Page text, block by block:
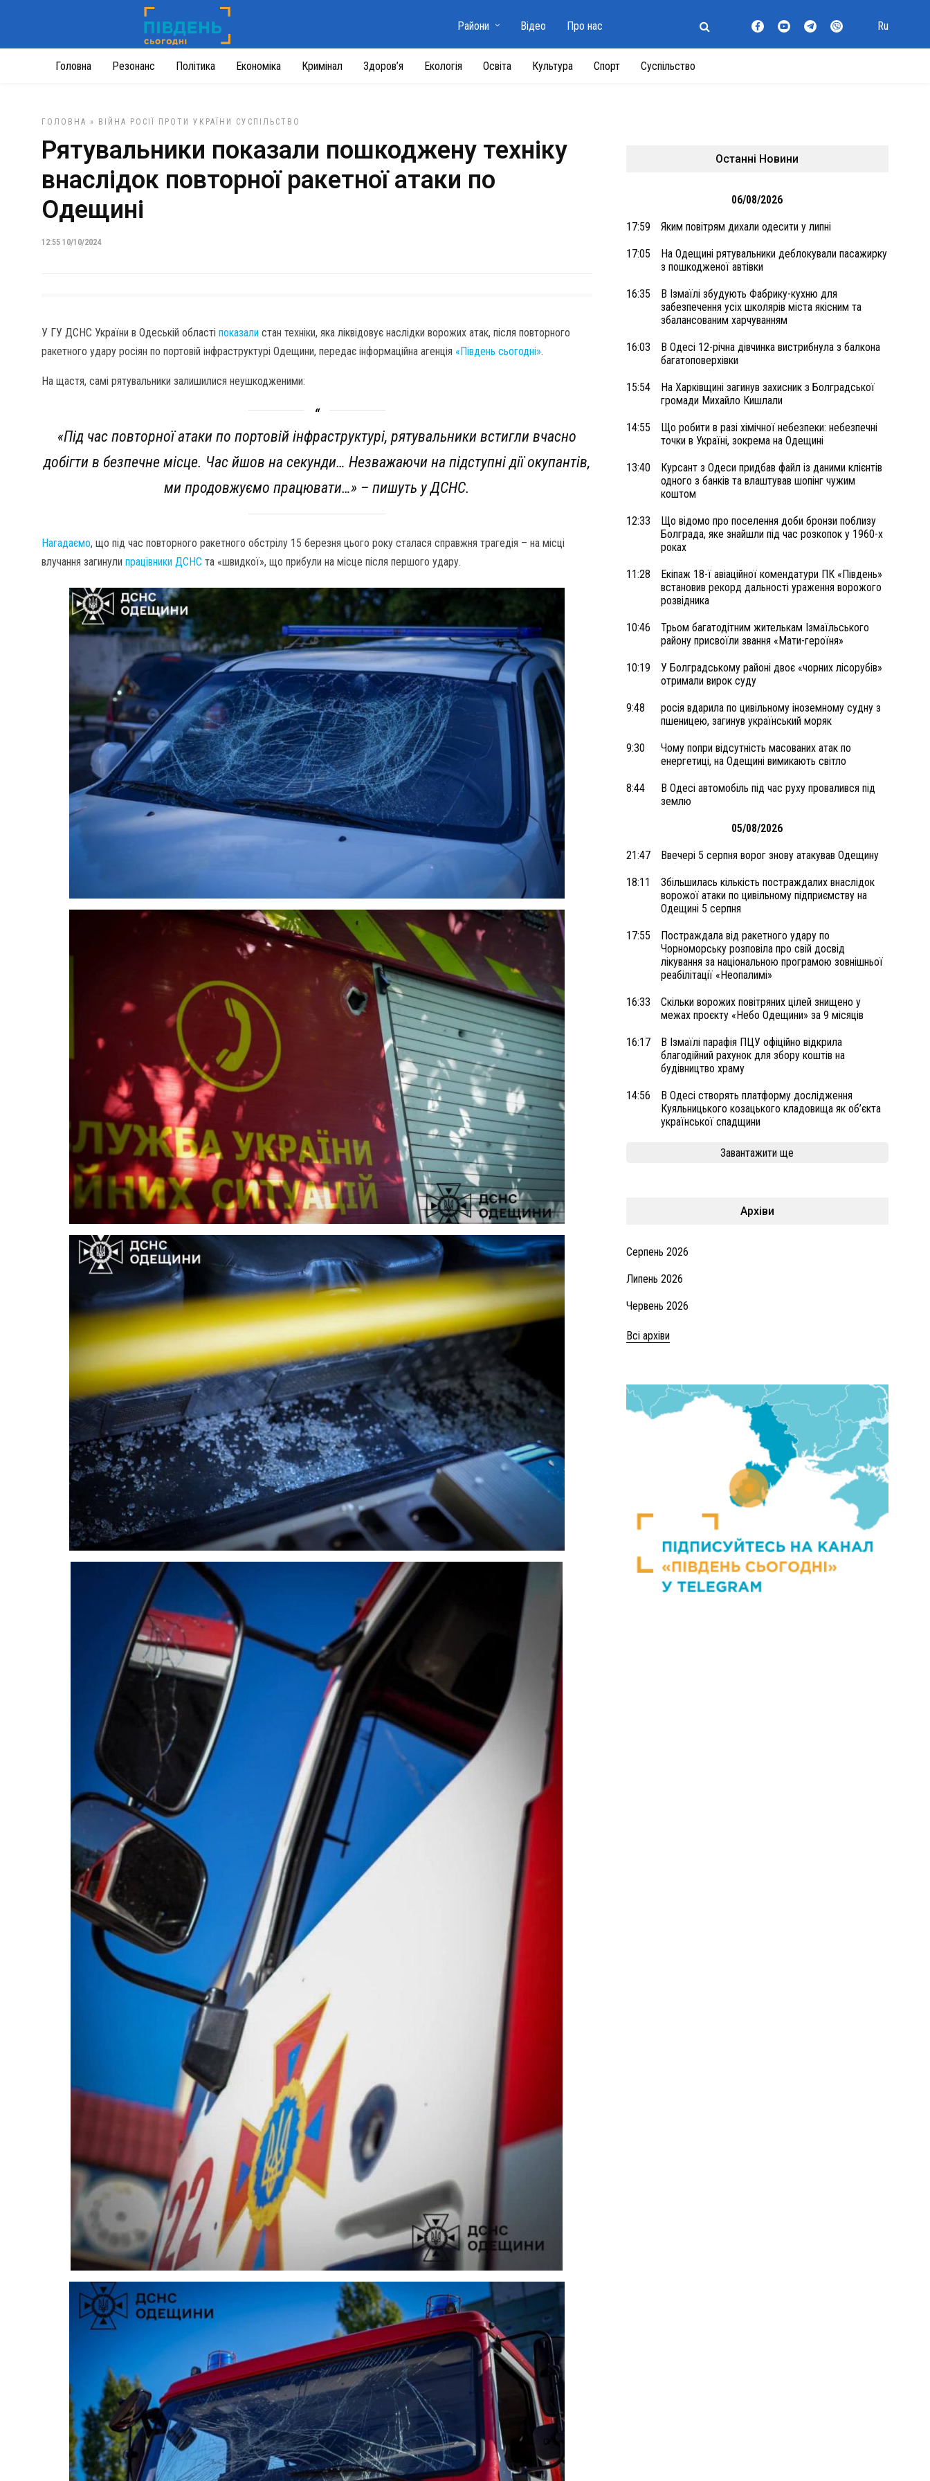
Головна Резонанс Політика Економіка Кримінал Здоров’я Екологія Освіта Культура Спорт Суспільство
Райони Відео Про нас Ru
ГОЛОВНА » ВІЙНА РОСІЇ ПРОТИ УКРАЇНИ СУСПІЛЬСТВО
Рятувальники показали пошкоджену техніку
внаслідок повторної ракетної атаки по
Одещині
12:55 10/10/2024
У ГУ ДСНС України в Одеській області показали стан техніки, яка ліквідовує наслідки ворожих атак, після повторного
ракетного удару росіян по портовій інфраструктурі Одещини, передає інформаційна агенція «Південь сьогодні».
На щастя, самі рятувальники залишилися неушкодженими:
«Під час повторної атаки по портовій інфраструктурі, рятувальники встигли вчасно
добігти в безпечне місце. Час йшов на секунди… Незважаючи на підступні дії окупантів,
ми продовжуємо працювати…» – пишуть у ДСНС.
Нагадаємо, що під час повторного ракетного обстрілу 15 березня цього року сталася справжня трагедія – на місці
влучання загинули працівники ДСНС та «швидкої», що прибули на місце після першого удару.
Останні Новини
06/08/2026
17:59 Яким повітрям дихали одесити у липні
17:05
На Одещині рятувальники деблокували пасажирку
з пошкодженої автівки
16:35
В Ізмаїлі збудують Фабрику-кухню для
забезпечення усіх школярів міста якісним та
збалансованим харчуванням
16:03
В Одесі 12-річна дівчинка вистрибнула з балкона
багатоповерхівки
15:54
На Харківщині загинув захисник з Болградської
громади Михайло Кишлали
14:55
Що робити в разі хімічної небезпеки: небезпечні
точки в Україні, зокрема на Одещині
13:40
Курсант з Одеси придбав файл із даними клієнтів
одного з банків та влаштував шопінг чужим
коштом
12:33
Що відомо про поселення доби бронзи поблизу
Болграда, яке знайшли під час розкопок у 1960-х
роках
11:28
Екіпаж 18-ї авіаційної комендатури ПК «Південь»
встановив рекорд дальності ураження ворожого
розвідника
10:46
Трьом багатодітним жителькам Ізмаїльського
району присвоїли звання «Мати-героїня»
10:19
У Болградському районі двоє «чорних лісорубів»
отримали вирок суду
9:48
росія вдарила по цивільному іноземному судну з
пшеницею, загинув український моряк
9:30
Чому попри відсутність масованих атак по
енергетиці, на Одещині вимикають світло
8:44
В Одесі автомобіль під час руху провалився під
землю
05/08/2026
21:47 Ввечері 5 серпня ворог знову атакував Одещину
18:11
Збільшилась кількість постраждалих внаслідок
ворожої атаки по цивільному підприємству на
Одещині 5 серпня
17:55
Постраждала від ракетного удару по
Чорноморську розповіла про свій досвід
лікування за національною програмою зовнішньої
реабілітації «Неопалимі»
16:33
Скільки ворожих повітряних цілей знищено у
межах проєкту «Небо Одещини» за 9 місяців
16:17
В Ізмаїлі парафія ПЦУ офіційно відкрила
благодійний рахунок для збору коштів на
будівництво храму
14:56
В Одесі створять платформу дослідження
Куяльницького козацького кладовища як об’єкта
української спадщини
Завантажити ще
Архіви
Серпень 2026
Липень 2026
Червень 2026
Всі архіви